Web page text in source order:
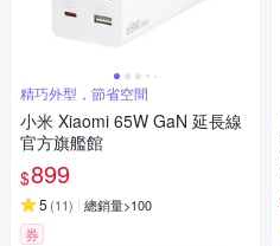
精巧外型，節省空間
小米 Xiaomi 65W GaN 延長線
官方旗艦館
$899
5 (11) 總銷量>100
券